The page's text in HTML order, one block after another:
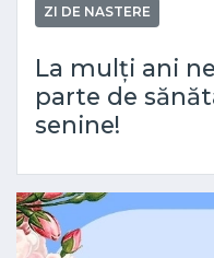
ZI DE NASTERE
La mulți ani
parte de
senine!